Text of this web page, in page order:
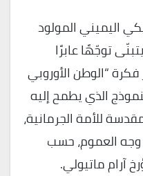
اليميني المولود
توجّهًا عابرًا
“الوطن الأوروبي
الذي يطمح إليه
للأمة الجرمانية،
وجه العموم، حسب
آرام ماتيولي.